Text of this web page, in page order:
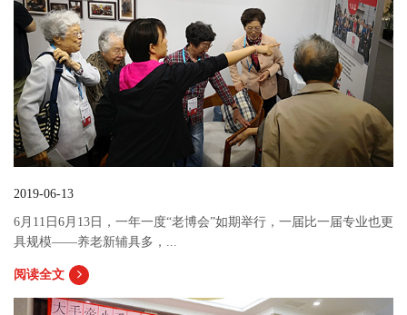
2019-06-13
6月11日6月13日，一年一度“老博会”如期举行，一届比一届专业也更
具规模——养老新辅具多，...
阅读全文